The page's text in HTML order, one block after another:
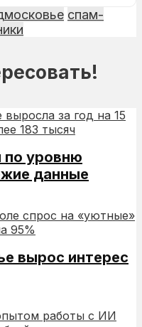
спам-
по уровню
данные
вырос интерес